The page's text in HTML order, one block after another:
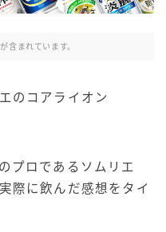
含まれています。
のコアライオン
プロであるソムリエ
際に飲んだ感想をタイ